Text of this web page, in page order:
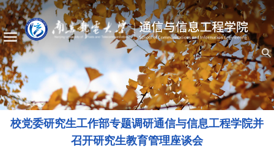
校党委研究生工作部专题调研通信与信息工程学院并
召开研究生教育管理座谈会